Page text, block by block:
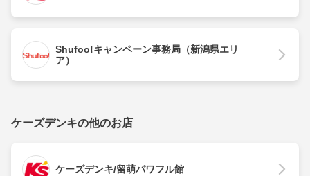
Shufoo!キャンペーン事務局（新潟県エリ
ア）
ケーズデンキの他のお店
ケーズデンキ/留萌パワフル館